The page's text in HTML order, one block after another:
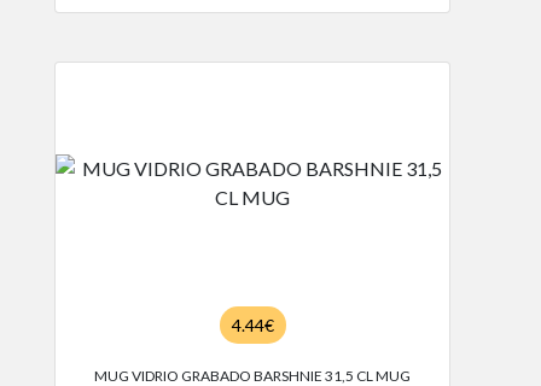
4.44€
MUG VIDRIO GRABADO BARSHNIE 31,5 CL MUG